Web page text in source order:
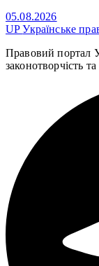
05.08.2026
UPУкраїнське
Правовий портал
законотворчість